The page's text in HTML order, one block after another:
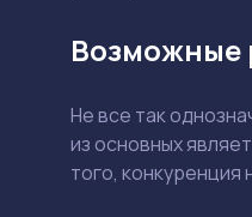
Возможные
Не все так
из основных
того,